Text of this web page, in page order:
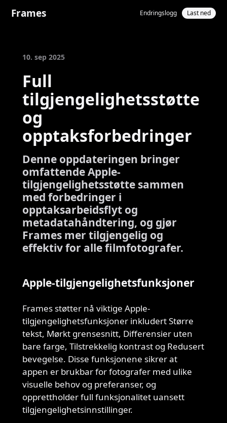
Frames Endringslogg Last ned
10. sep 2025
Full
tilgjengelighetsstøtte
og
opptaksforbedringer
Denne oppdateringen bringer
omfattende Apple-
tilgjengelighetsstøtte sammen
med forbedringer i
opptaksarbeidsflyt og
metadatahåndtering, og gjør
Frames mer tilgjengelig og
effektiv for alle filmfotografer.
Apple-tilgjengelighetsfunksjoner
Frames støtter nå viktige Apple-
tilgjengelighetsfunksjoner inkludert Større
tekst, Mørkt grensesnitt, Differensier uten
bare farge, Tilstrekkelig kontrast og Redusert
bevegelse. Disse funksjonene sikrer at
appen er brukbar for fotografer med ulike
visuelle behov og preferanser, og
opprettholder full funksjonalitet uansett
tilgjengelighetsinnstillinger.